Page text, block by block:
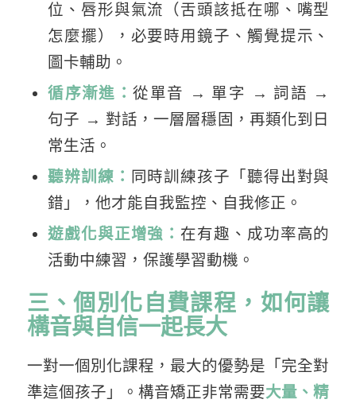
位、唇形與氣流（舌頭該抵在哪、嘴型
怎麼擺），必要時用鏡子、觸覺提示、
圖卡輔助。
循序漸進：從單音 → 單字 → 詞語 →
句子 → 對話，一層層穩固，再類化到日
常生活。
聽辨訓練： 同時訓練孩子「聽得出對與
錯」，他才能自我監控、自我修正。
遊戲化與正增強： 在有趣、成功率高的
活動中練習，保護學習動機。
三、個別化自費課程，如何讓
構音與自信一起長大
一對一個別化課程，最大的優勢是「完全對
準這個孩子」。構音矯正非常需要大量、精